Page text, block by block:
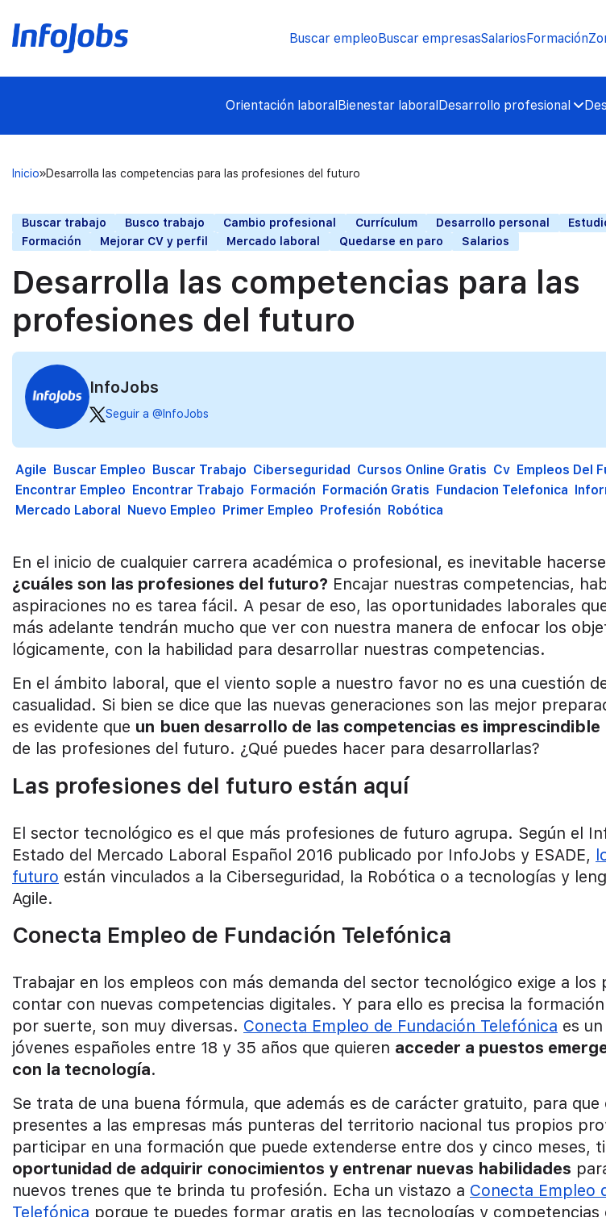
Buscar empleoBuscar empresasSalariosFormación
Orientación laboralBienestar laboralDesarrollo profesional
Inicio Desarrolla las competencias para las profesiones del futuro
Buscar trabajo Busco trabajo Cambio profesional Currículum Desarrollo personal
Formación
Mejorar CV y perfil Mercado laboral Quedarse en paro Salarios
Desarrolla las competencias para las
profesiones del futuro
InfoJobs
Seguir a @InfoJobs
Agile Buscar Empleo Buscar Trabajo Ciberseguridad Cursos Online Gratis Cv Empleos Del
Encontrar Empleo
Encontrar Trabajo Formación Formación Gratis Fundacion Telefonica
Mercado Laboral
Nuevo Empleo Primer Empleo Profesión Robótica
En el inicio de cualquier carrera académica o profesional, es inevitable
¿cuáles son las profesiones del futuro? Encajar nuestras competencias,
aspiraciones no es tarea fácil. A pesar de eso, las oportunidades laborales
más adelante tendrán mucho que ver con nuestra manera de enfocar los
lógicamente, con la habilidad para desarrollar nuestras competencias.
En el ámbito laboral, que el viento sople a nuestro favor no es una cuestión
casualidad. Si bien se dice que las nuevas generaciones son las mejor
es evidente que un buen desarrollo de las competencias es imprescindible
de las profesiones del futuro. ¿Qué puedes hacer para desarrollarlas?
Las profesiones del futuro están aquí
El sector tecnológico es el que más profesiones de futuro agrupa. Según el
Estado del Mercado Laboral Español 2016 publicado por InfoJobs y ESADE,
futuro están vinculados a la Ciberseguridad, la Robótica o a tecnologías y
Agile.
Conecta Empleo de Fundación Telefónica
Trabajar en los empleos con más demanda del sector tecnológico exige a los
contar con nuevas competencias digitales. Y para ello es precisa la
por suerte, son muy diversas. Conecta Empleo de Fundación Telefónica es
jóvenes españoles entre 18 y 35 años que quieren acceder a puestos
con la tecnología.
Se trata de una buena fórmula, que además es de carácter gratuito, para
presentes a las empresas más punteras del territorio nacional tus propios
participar en una formación que puede extenderse entre dos y cinco meses,
oportunidad de adquirir conocimientos y entrenar nuevas habilidades
nuevos trenes que te brinda tu profesión. Echa un vistazo a Conecta Empleo
Telefónica porque te puedes formar gratis en las tecnologías y competencias